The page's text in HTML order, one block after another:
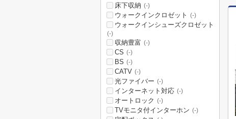
床下収納 (-)
ウォークインクロゼット (-)
ウォークインシューズクロゼット
(-)
収納豊富 (-)
CS (-)
BS (-)
CATV (-)
光ファイバー (-)
インターネット対応 (-)
オートロック (-)
TVモニタ付インターホン (-)